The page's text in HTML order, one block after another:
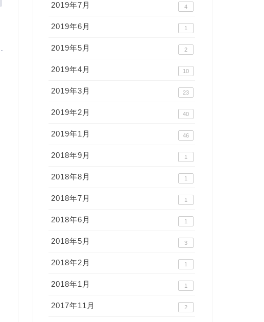
2019年7月 4
2019年6月 1
2019年5月 2
2019年4月 10
2019年3月 23
2019年2月 40
2019年1月 46
2018年9月 1
2018年8月 1
2018年7月 1
2018年6月 1
2018年5月 3
2018年2月 1
2018年1月 1
2017年11月 2